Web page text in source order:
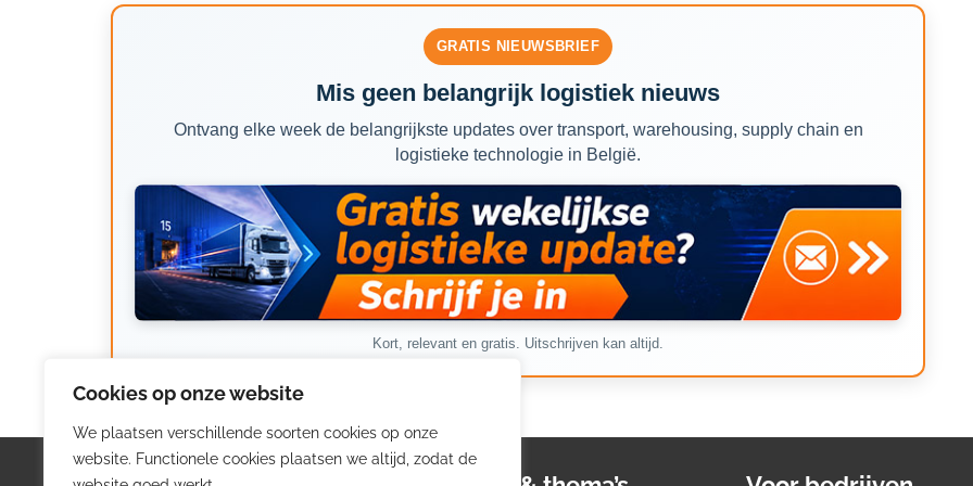
Cookies op onze website
We plaatsen verschillende soorten cookies op onze
website. Functionele cookies plaatsen we altijd, zodat de
GRATIS NIEUWSBRIEF
Mis geen belangrijk logistiek nieuws
Ontvang elke week de belangrijkste updates over transport, warehousing, supply chain en
logistieke technologie in België.
Kort, relevant en gratis. Uitschrijven kan altijd.